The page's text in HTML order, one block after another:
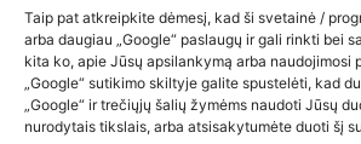
Taip pat atkreipkite dėmesį, kad ši svetainė /
arba daugiau „Google“ paslaugų ir gali rinkti bei
kita ko, apie Jūsų apsilankymą arba naudojimosi
„Google“ sutikimo skiltyje galite spustelėti, kad
„Google“ ir trečiųjų šalių žymėms naudoti Jūsų
nurodytais tikslais, arba atsisakytumėte duoti šį